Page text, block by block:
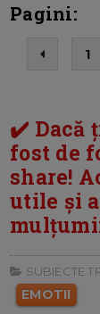
Pagini:
1
✔️ Dacă
fost de
share!
utile și
SUBIECTE
EMOTII